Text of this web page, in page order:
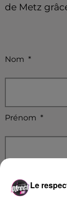
de Metz
Nom *
Prénom *
Le